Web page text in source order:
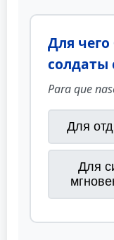
Для
солдаты
Para que
Для
Для